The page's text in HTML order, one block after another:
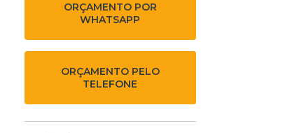
ORÇAMENTO POR
WHATSAPP
ORÇAMENTO PELO
TELEFONE